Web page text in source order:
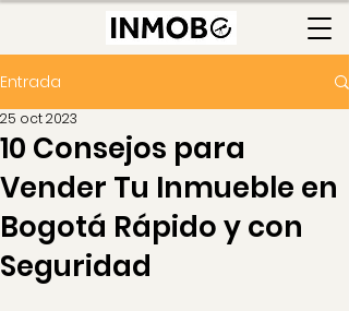
Entrada
10 Consejos para
Vender Tu Inmueble en
Bogotá Rápido y con
Seguridad
25 oct 2023